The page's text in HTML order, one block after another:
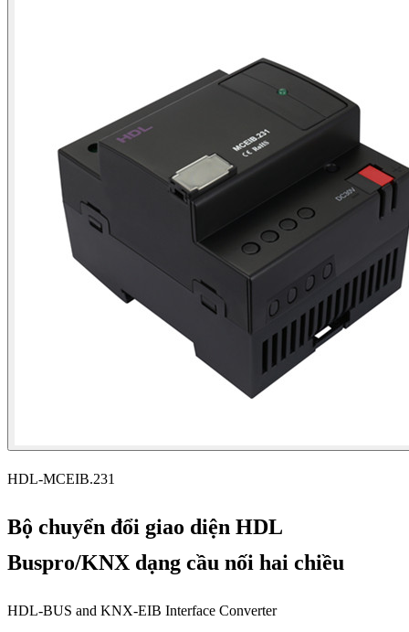
HDL-MCEIB.231
Bộ chuyển đổi giao diện HDL
Buspro/KNX dạng cầu nối hai chiều
HDL-BUS and KNX-EIB Interface Converter